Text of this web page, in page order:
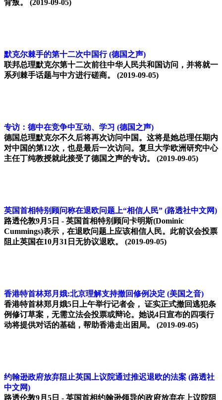
背叛。 (2019-09-05)
默克尔棘手的第十二次中国行 (德国之声)
联邦总理默克尔第十二次前往中华人民共和国访问，并将就一
系列棘手话题与中方进行磋商。
(2019-09-05)
专访：德中在竞争中互动、学习 (德国之声)
德国总理默克尔不久后将再次访问中国。这将是她总理任期内
对中国的第12次，也是最后一次访问。复旦大学欧洲研究中心
主任丁纯教授就此接受了德国之声的专访。
(2019-09-05)
英国首相特别顾问称在退欧问题上“相信人民” (路透社中文网)
路透伦敦9月5日 - 英国首相特别顾问卡明斯(Dominic
Cummings)表示，在退欧问题上应该相信人民。此前议会投票
阻止英国在10月31日无协议退欧。
(2019-09-05)
香港特首林郑月娥:北京理解支持撤回修例决定 (美国之音)
香港特首林郑月娥5日上午举行记者会， 证实正式撤回逃犯条
例修订草案，无需立法会投票或辩论。她说4日宣布的四项行
动将提供对话的基础，帮助香港走出困局。
(2019-09-05)
约翰逊政府放弃阻止英国上议院通过推迟退欧的法案 (路透社
中文网)
路透伦敦9月5日 - 英国首相约翰逊领导的政府放弃在上议院阻